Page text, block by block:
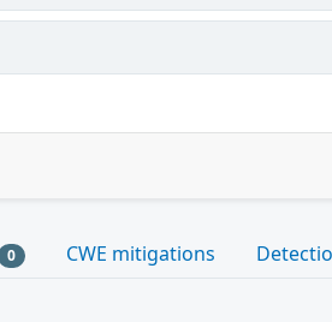
0 CWE mitigations